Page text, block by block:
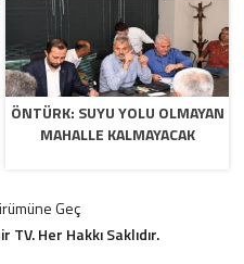
ÖNTÜRK: SUYU YOLU OLMAYAN
MAHALLE KALMAYACAK
Geç
Her Hakkı Saklıdır.